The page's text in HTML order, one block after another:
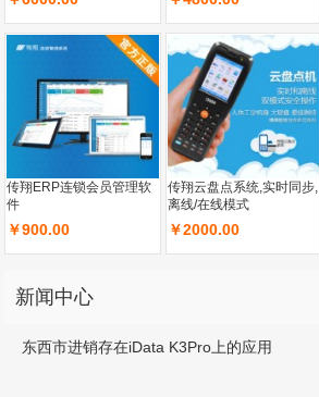
传翔ERP连锁会员管理软
件
￥900.00
传翔云盘点系统,实时同步,
离线/在线模式
￥2000.00
新闻中心
东西市进销存在iData K3Pro上的应用